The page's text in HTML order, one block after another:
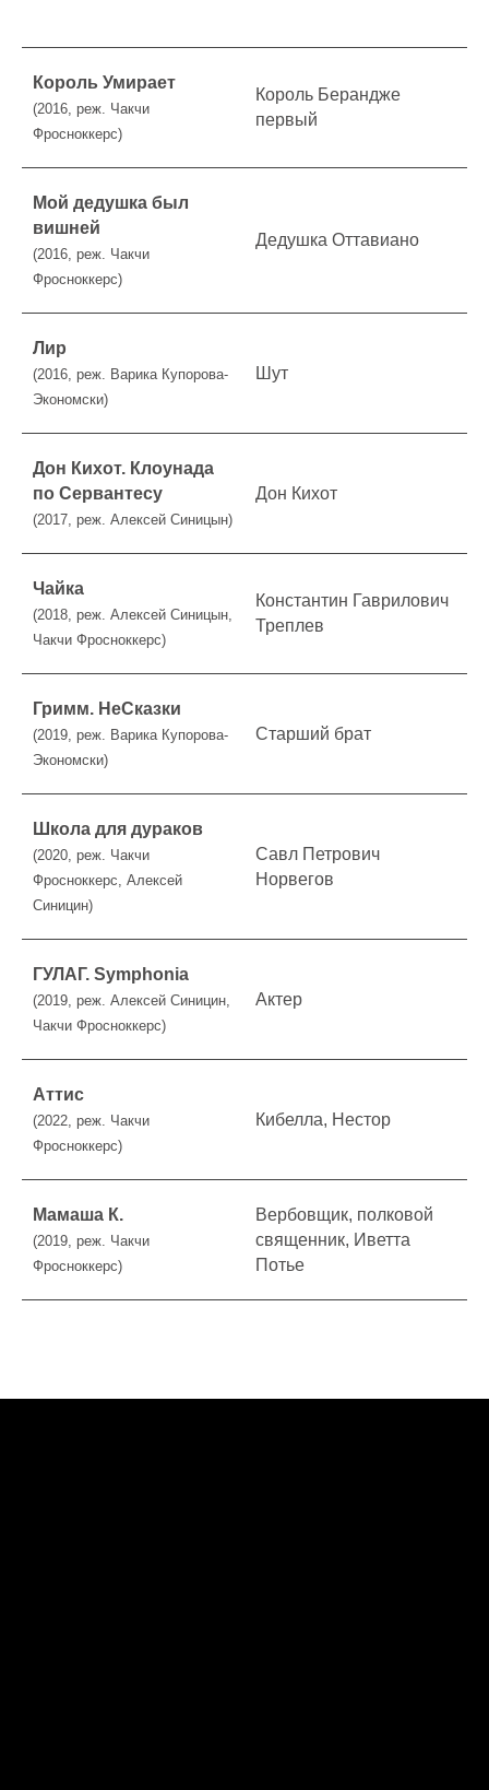
Король Умирает
(2016, реж. Чакчи
Фросноккерс)
Король Берандже
первый
Мой дедушка был
вишней
(2016, реж. Чакчи
Фросноккерс)
Дедушка Оттавиано
Лир
(2016, реж. Варика Купорова-
Экономски)
Шут
Дон Кихот. Клоунада
по Сервантесу
(2017, реж. Алексей Синицын)
Дон Кихот
Чайка
(2018, реж. Алексей Синицын,
Чакчи Фросноккерс)
Константин Гаврилович
Треплев
Гримм. НеСказки
(2019, реж. Варика Купорова-
Экономски)
Старший брат
Школа для дураков
(2020, реж. Чакчи
Фросноккерс, Алексей
Синицин)
Савл Петрович
Норвегов
ГУЛАГ. Symphonia
(2019, реж. Алексей Синицин,
Чакчи Фросноккерс)
Актер
Аттис
(2022, реж. Чакчи
Фросноккерс)
Кибелла, Нестор
Мамаша К.
(2019, реж. Чакчи
Фросноккерс)
Вербовщик, полковой
священник, Иветта
Потье